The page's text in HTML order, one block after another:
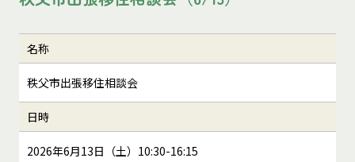
名称
秩父市出張移住相談会
日時
2026年6月13日（土）10:30-16:15